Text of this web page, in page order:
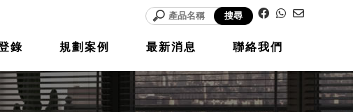
錄 規劃案例
PLANNIN
G
最新消息
NEWS
聯絡我們
CONTAC
T